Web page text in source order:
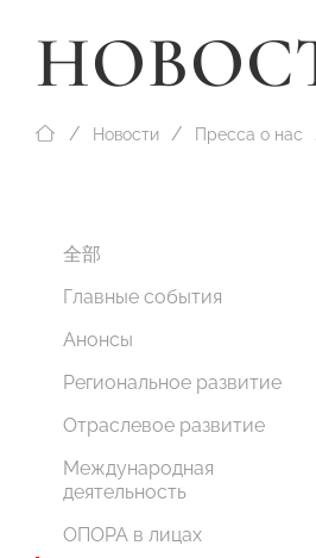
Новости Пресса о нас
全部
Главные события
Анонсы
Региональное развитие
Отраслевое развитие
Международная
деятельность
ОПОРА в лицах